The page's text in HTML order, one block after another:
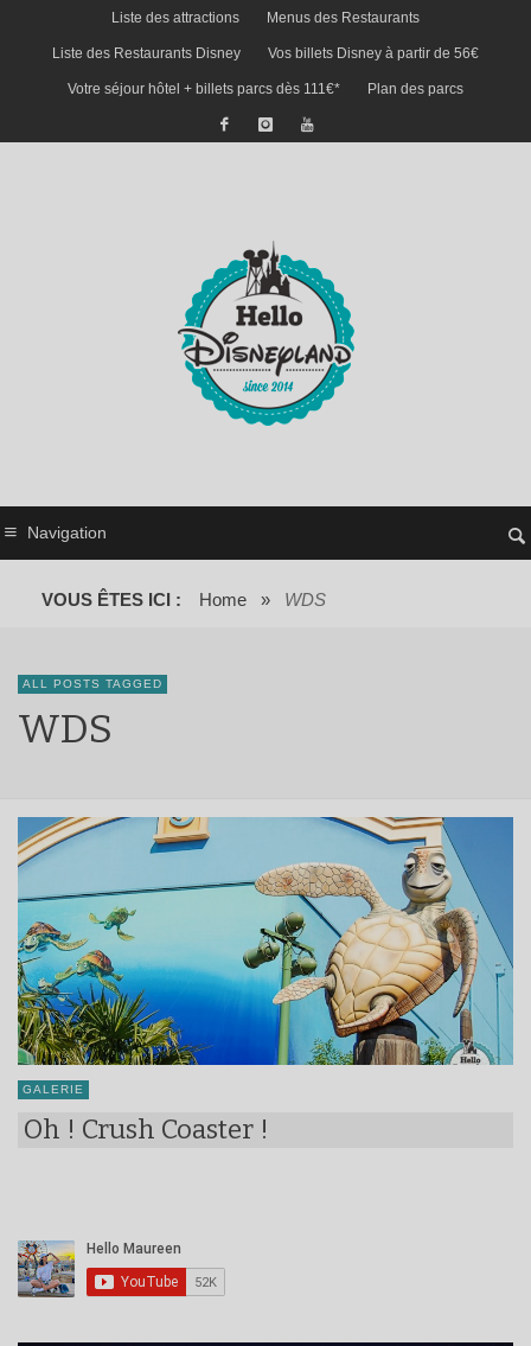
Liste des attractions Menus des Restaurants
Liste des Restaurants Disney Vos billets Disney à partir de 56€
Votre séjour hôtel + billets parcs dès 111€* Plan des parcs
Navigation
VOUS ÊTES ICI : Home » WDS
ALL POSTS TAGGED
WDS
GALERIE
Oh ! Crush Coaster !